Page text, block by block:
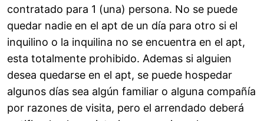
contratado para 1 (una) persona. No se puede
quedar nadie en el apt de un día para otro si el
inquilino o la inquilina no se encuentra en el apt,
esta totalmente prohibido. Ademas si alguien
desea quedarse en el apt, se puede hospedar
algunos días sea algún familiar o alguna compañía
por razones de visita, pero el arrendado deberá